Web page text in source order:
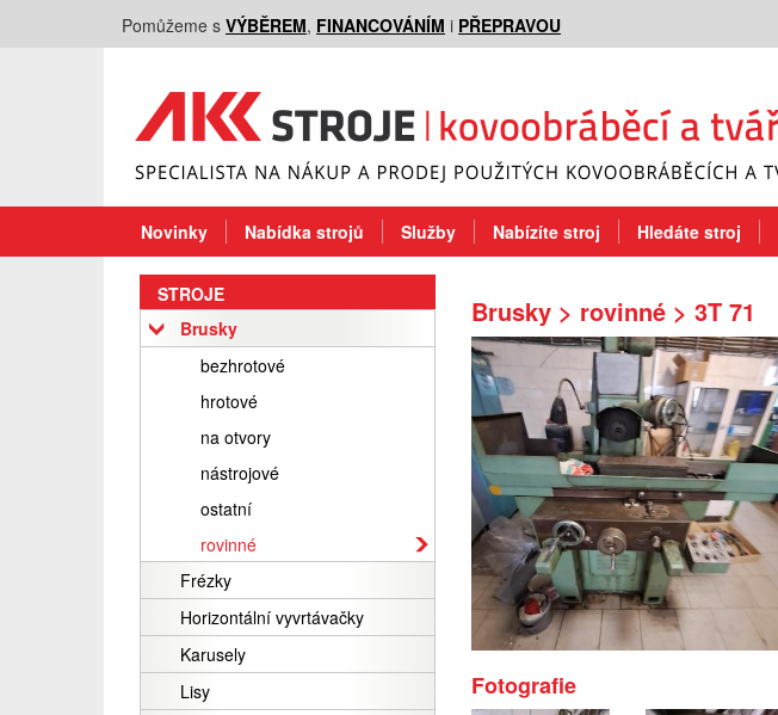
Pomůžeme s VÝBĚREM, FINANCOVÁNÍM i PŘEPRAVOU
Novinky Nabídka strojů Služby Nabízíte stroj Hledáte stroj
STROJE
Brusky
bezhrotové
hrotové
na otvory
nástrojové
ostatní
rovinné
Frézky
Horizontální vyvrtávačky
Karusely
Lisy
Brusky > rovinné > 3T 71
Fotografie